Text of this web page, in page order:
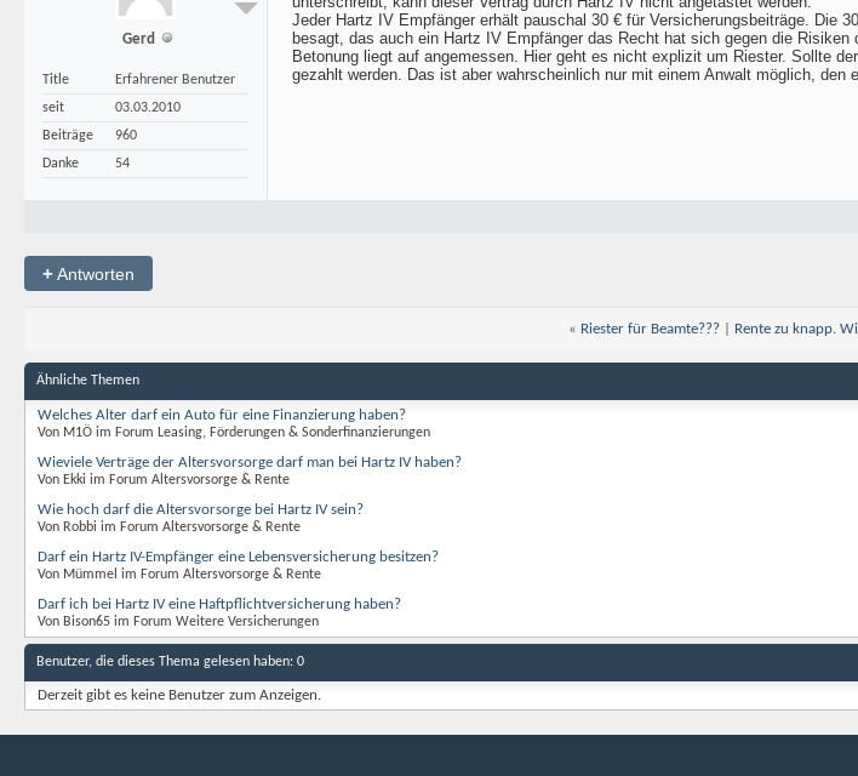
Gerd
Title
Erfahrener Benutzer
seit
03.03.2010
Beiträge
960
Danke
54
Jeder Hartz IV Empfänger erhält pauschal 30 € für Versicherungsbeiträge. Die
besagt, das auch ein Hartz IV Empfänger das Recht hat sich gegen die
Betonung liegt auf angemessen. Hier geht es nicht explizit um Riester. Sollte
gezahlt werden. Das ist aber wahrscheinlich nur mit einem Anwalt möglich,
+Antworten
« Riester für Beamte???| Rente zu knapp.
Ähnliche Themen
Welches Alter darf ein Auto für eine Finanzierung haben?
Von M1Ö im Forum Leasing, Förderungen & Sonderfinanzierungen
Wieviele Verträge der Altersvorsorge darf man bei Hartz IV haben?
Von Ekki im Forum Altersvorsorge & Rente
Wie hoch darf die Altersvorsorge bei Hartz IV sein?
Von Robbi im Forum Altersvorsorge & Rente
Darf ein Hartz IV-Empfänger eine Lebensversicherung besitzen?
Von Mümmel im Forum Altersvorsorge & Rente
Darf ich bei Hartz IV eine Haftpflichtversicherung haben?
Von Bison65 im Forum Weitere Versicherungen
Benutzer, die dieses Thema gelesen haben: 0
Derzeit gibt es keine Benutzer zum Anzeigen.